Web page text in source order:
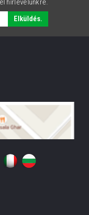
hírlevelünkre.
Elküldés.